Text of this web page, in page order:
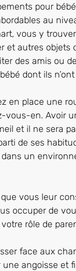
pour
au
vous y
et autres objets
des amis ou
dont ils
en place une
vous-en. Avoir
et il ne sera
de ses
un
vous leur
occuper de
rôle de
face aux
angoisse et